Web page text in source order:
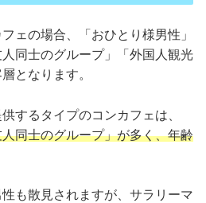
ェの場合、「おひとり様男性」
人同士のグループ」「外国人観光
となります。
するタイプのコンカフェは、
同士のグループ」が多く、年齢
も散見されますが、サラリーマ